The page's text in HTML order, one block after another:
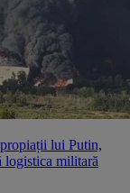
lui Putin,
logistica militară